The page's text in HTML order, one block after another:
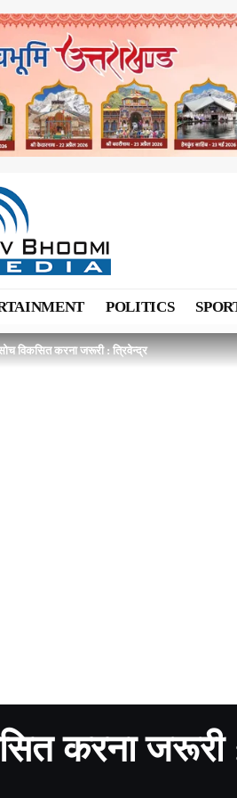
POLITICS
विकसित करना जरूरी : त्रिवेन्द्र
करना जरूरी